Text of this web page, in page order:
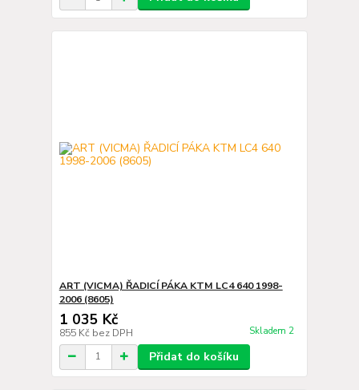
ART (VICMA) ŘADICÍ PÁKA KTM LC4 640 1998-
2006 (8605)
1 035 Kč
855 Kč bez DPH Skladem 2
Přidat do košíku